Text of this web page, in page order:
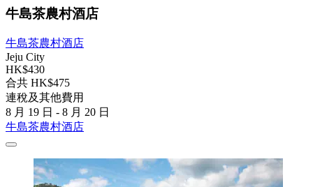
牛島茶農村酒店
牛島茶農村酒店
Jeju City
HK$430
合共 HK$475
連稅及其他費用
8 月 19 日 - 8 月 20 日
牛島茶農村酒店